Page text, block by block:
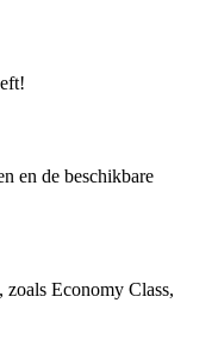
en de beschikbare
zoals Economy Class,